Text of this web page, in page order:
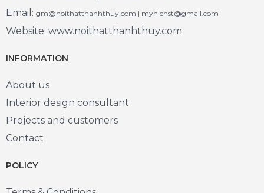
Email: gm@noithatthanhthuy.com | myhienst@gmail.com
Website: www.noithatthanhthuy.com
INFORMATION
About us
Interior design consultant
Projects and customers
Contact
POLICY